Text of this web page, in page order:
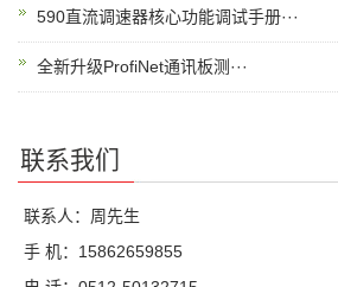
590直流调速器核心功能调试手册···
全新升级ProfiNet通讯板测···
联系我们
联系人：周先生
手 机：15862659855